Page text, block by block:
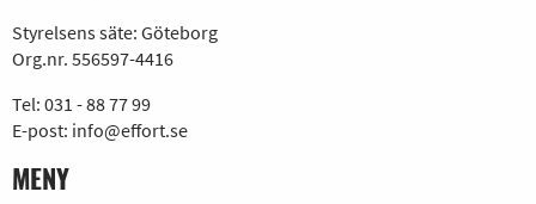
Styrelsens säte: Göteborg
Org.nr. 556597-4416
Tel: 031 - 88 77 99
E-post: info@effort.se
MENY